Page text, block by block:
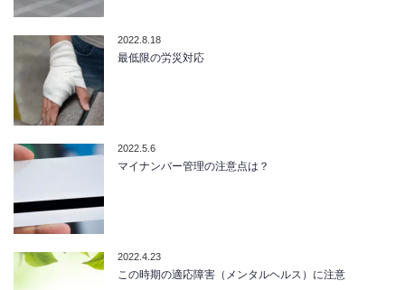
2022.8.18
最低限の労災対応
2022.5.6
マイナンバー管理の注意点は？
2022.4.23
この時期の適応障害（メンタルヘルス）に注意